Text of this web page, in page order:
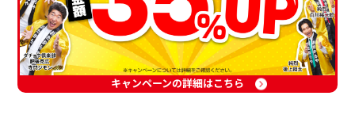
キャンペーンの詳細はこちら